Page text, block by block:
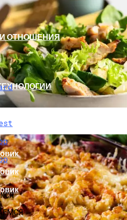
Рецептом Салата Для
ОТНОШЕНИЯ